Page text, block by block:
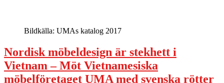
Bildkälla: UMAs katalog 2017
Nordisk möbeldesign är stekhett i
Vietnam – Möt Vietnamesiska
möbelföretaget UMA med svenska rötter